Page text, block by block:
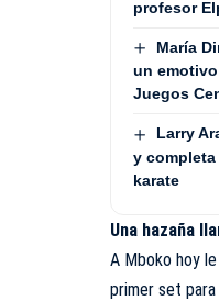
profesor
María
un
Juegos
Larry
y
karate
Una hazaña
A Mboko hoy
primer set